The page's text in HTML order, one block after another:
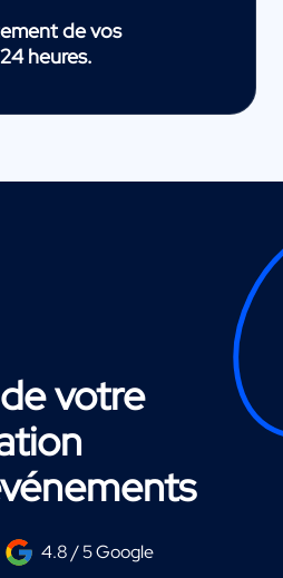
de vos
heures.
votre
4.8 / 5 Google